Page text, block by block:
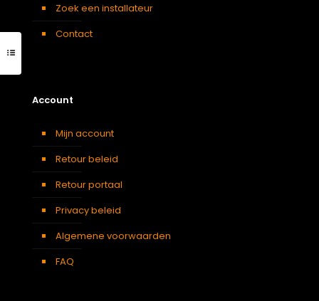
Zoek een installateur
Contact
Account
Mijn account
Retour beleid
Retour portaal
Privacy beleid
Algemene voorwaarden
FAQ